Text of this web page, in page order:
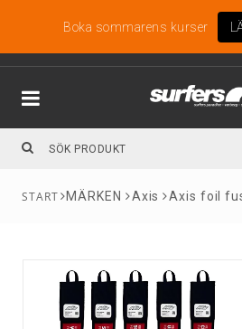
Boka sommarens kurser
MÄRKEN Axis Axis foil